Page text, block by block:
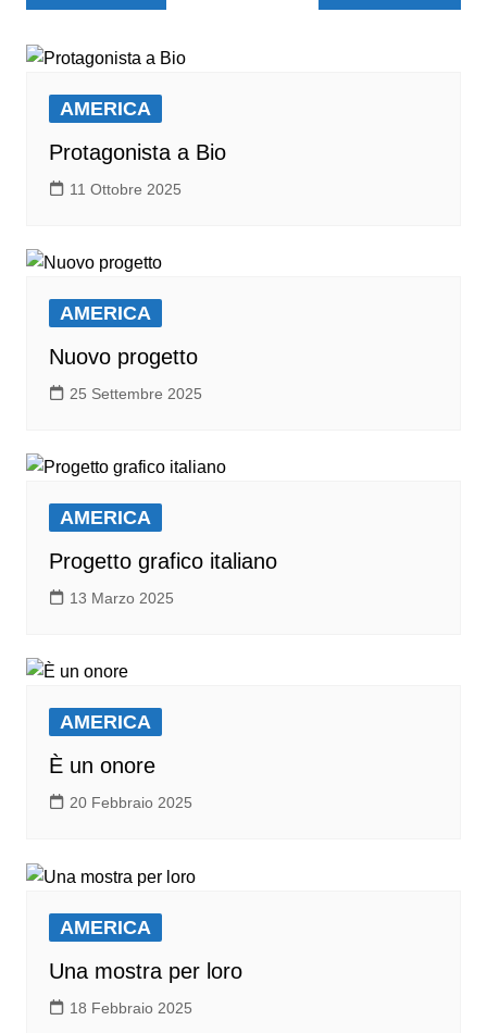
AMERICA
Protagonista a Bio
11 Ottobre 2025
AMERICA
Nuovo progetto
25 Settembre 2025
AMERICA
Progetto grafico italiano
13 Marzo 2025
AMERICA
È un onore
20 Febbraio 2025
AMERICA
Una mostra per loro
18 Febbraio 2025